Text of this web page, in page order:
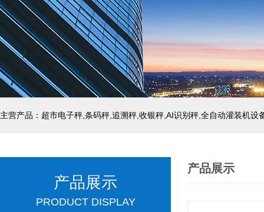
主营产品：超市电子秤,条码秤,追溯秤,收银秤,AI识别秤,全自动灌装机设
产品展示
PRODUCT DISPLAY
产品展示